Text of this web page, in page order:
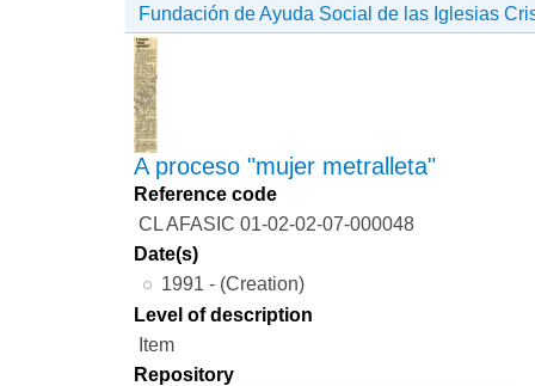
Fundación de Ayuda Social de las Iglesias
A proceso "mujer metralleta"
Reference code
CL AFASIC 01-02-02-07-000048
Date(s)
1991 - (Creation)
Level of description
Item
Repository